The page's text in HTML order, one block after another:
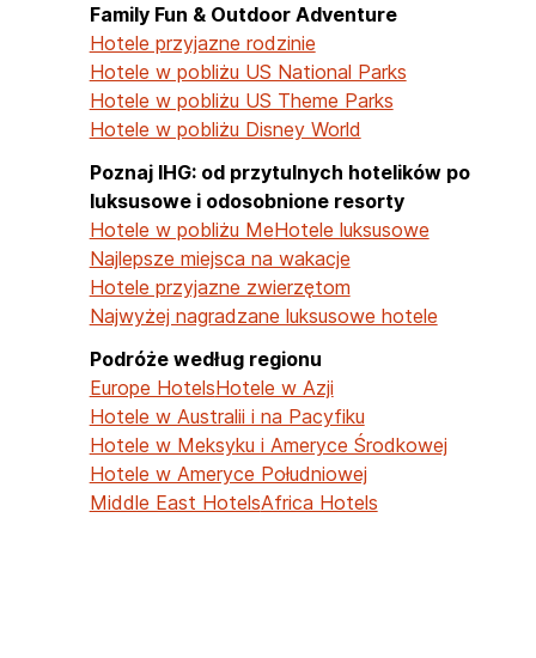
Family Fun & Outdoor Adventure
Hotele przyjazne rodzinie
Hotele w pobliżu US National Parks
Hotele w pobliżu US Theme Parks
Hotele w pobliżu Disney World
Poznaj IHG: od przytulnych hotelików po
luksusowe i odosobnione resorty
Hotele w pobliżu MeHotele luksusowe
Najlepsze miejsca na wakacje
Hotele przyjazne zwierzętom
Najwyżej nagradzane luksusowe hotele
Podróże według regionu
Europe HotelsHotele w Azji
Hotele w Australii i na Pacyfiku
Hotele w Meksyku i Ameryce Środkowej
Hotele w Ameryce Południowej
Middle East HotelsAfrica Hotels